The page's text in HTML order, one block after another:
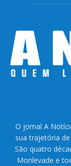
O jornal A
sua trajetória
São quatro
Monlevade e